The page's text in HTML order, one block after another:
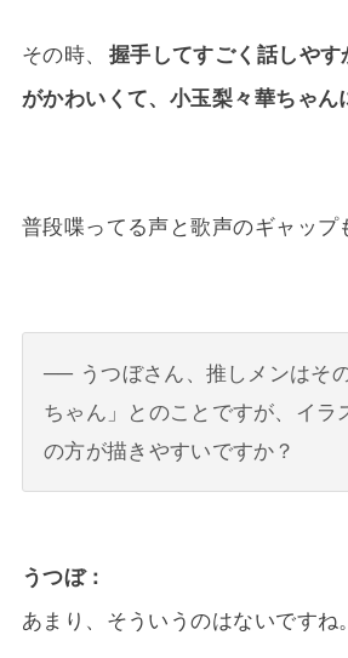
その時、
握手してすごく話しや
がかわいくて、小玉梨々華ちゃん
普段喋ってる声と歌声のギャップ
うつぼさん、推しメンはそ
ちゃん」とのことですが、イラ
の方が描きやすいですか？
うつぼ
あまり、そういうのはないですね。